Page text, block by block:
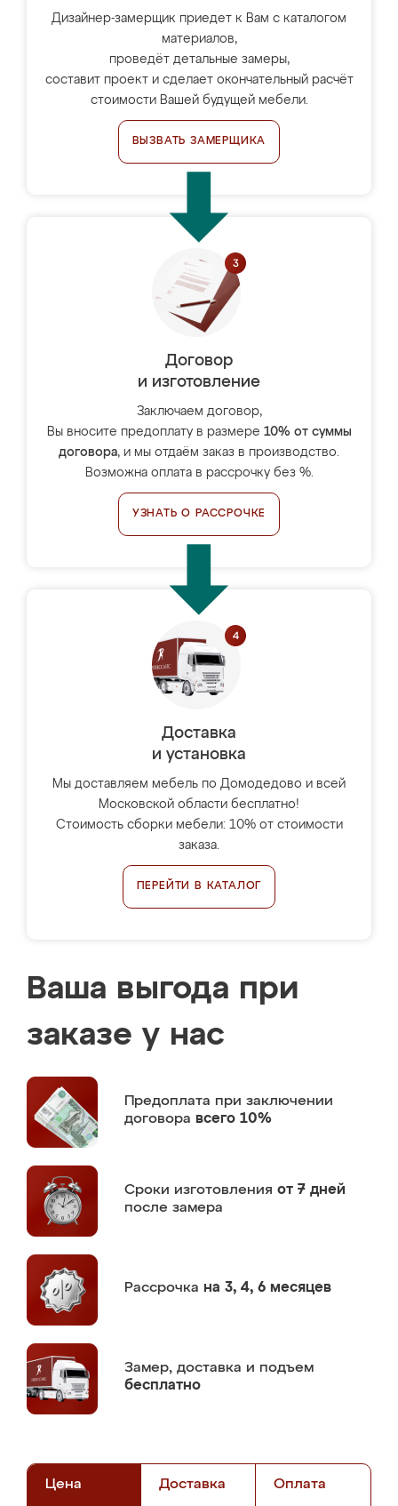
Дизайнер-замерщик приедет к Вам с каталогом
материалов,
проведёт детальные замеры,
составит проект и сделает окончательный расчёт
стоимости Вашей будущей мебели.
ВЫЗВАТЬ ЗАМЕРЩИКА
Договор
и изготовление
Заключаем договор,
Вы вносите предоплату в размере 10% от суммы
договора, и мы отдаём заказ в производство.
Возможна оплата в рассрочку без %.
УЗНАТЬ О РАССРОЧКЕ
Доставка
и установка
Мы доставляем мебель по Домодедово и всей
Московской области бесплатно!
Стоимость сборки мебели: 10% от стоимости
заказа.
ПЕРЕЙТИ В КАТАЛОГ
Ваша выгода при
заказе у нас
Предоплата при заключении
договора всего 10%
Сроки изготовления от 7 дней
после замера
Рассрочка на 3, 4, 6 месяцев
Замер, доставка и подъем
бесплатно
Цена Доставка Оплата